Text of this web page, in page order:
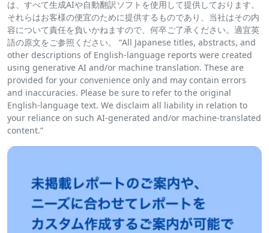
は、すべて生成AIや自動翻訳ソフトを使用して提供しております。
それらはお客様の便宜のために提供するものであり、当社はその内
容について責任を負いかねますので、何卒ご了承ください。適宜英
語の原文をご参照ください。 “All Japanese titles, abstracts, and
other descriptions of English-language reports were created
using generative AI and/or machine translation. These are
provided for your convenience only and may contain errors
and inaccuracies. Please be sure to refer to the original
English-language text. We disclaim all liability in relation to
your reliance on such AI-generated and/or machine-translated
content.”